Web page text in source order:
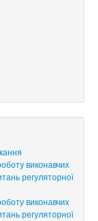
виконавчих
регуляторної
виконавчих
регуляторної